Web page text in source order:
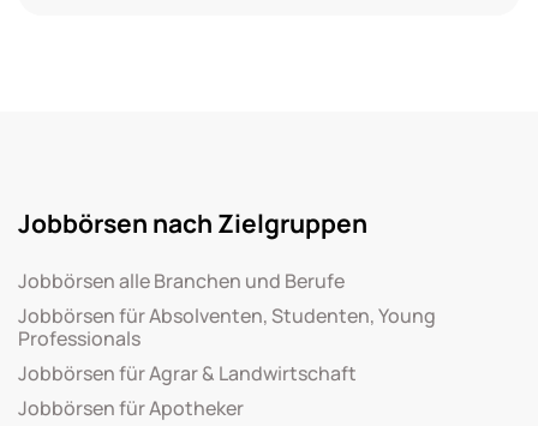
Jobbörsen nach Zielgruppen
Jobbörsen alle Branchen und Berufe
Jobbörsen für Absolventen, Studenten, Young
Professionals
Jobbörsen für Agrar & Landwirtschaft
Jobbörsen für Apotheker